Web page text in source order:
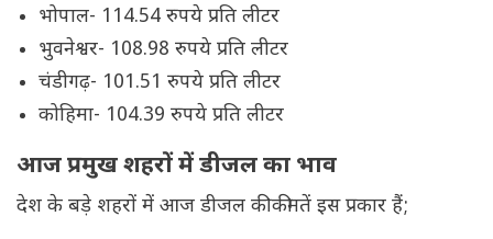
भोपाल- 114.54 रुपये प्रति लीटर
भुवनेश्वर- 108.98 रुपये प्रति लीटर
चंडीगढ़- 101.51 रुपये प्रति लीटर
कोहिमा- 104.39 रुपये प्रति लीटर
आज प्रमुख शहरों में डीजल का भाव
देश के बड़े शहरों में आज डीजल की कीमतें इस प्रकार हैं;